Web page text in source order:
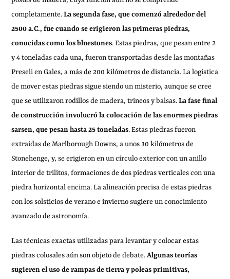
completamente.La segunda fase, que comenzó alrededor del
2500 a.C., fue cuando se erigieron las primeras piedras,
conocidas como los bluestones. Estas piedras, que pesan entre 2
y 4 toneladas cada una, fueron transportadas desde las montañas
Preseli en Gales, a más de 200 kilómetros de distancia. La logística
de mover estas piedras sigue siendo un misterio, aunque se cree
que se utilizaron rodillos de madera, trineos y balsas.La fase final
de construcción involucró la colocación de las enormes piedras
sarsen, que pesan hasta 25 toneladas. Estas piedras fueron
extraídas de Marlborough Downs, a unos 30 kilómetros de
Stonehenge, y, se erigieron en un círculo exterior con un anillo
interior de trilitos, formaciones de dos piedras verticales con una
piedra horizontal encima. La alineación precisa de estas piedras
con los solsticios de verano e invierno sugiere un conocimiento
avanzado de astronomía.
Las técnicas exactas utilizadas para levantar y colocar estas
piedras colosales aún son objeto de debate.Algunas teorías
sugieren el uso de rampas de tierra y poleas primitivas,